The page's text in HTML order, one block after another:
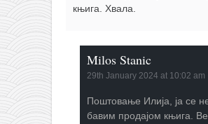
књига. Хвала.
Milos Stanic
29th January 2024 at 10:02 am
Поштовање Илија, ја се
бавим продајом књига.